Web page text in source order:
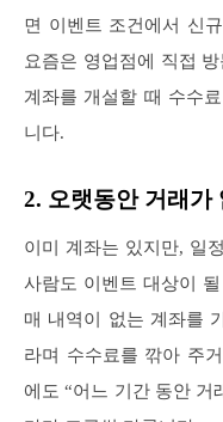
면 이벤트 조건에서 신
요즘은 영업점에 직접
계좌를 개설할 때 수수
니다.
2. 오랫동안 거래가
이미 계좌는 있지만, 일
사람도 이벤트 대상이
매 내역이 없는 계좌를
라며 수수료를 깎아 주
에도 “어느 기간 동안 거